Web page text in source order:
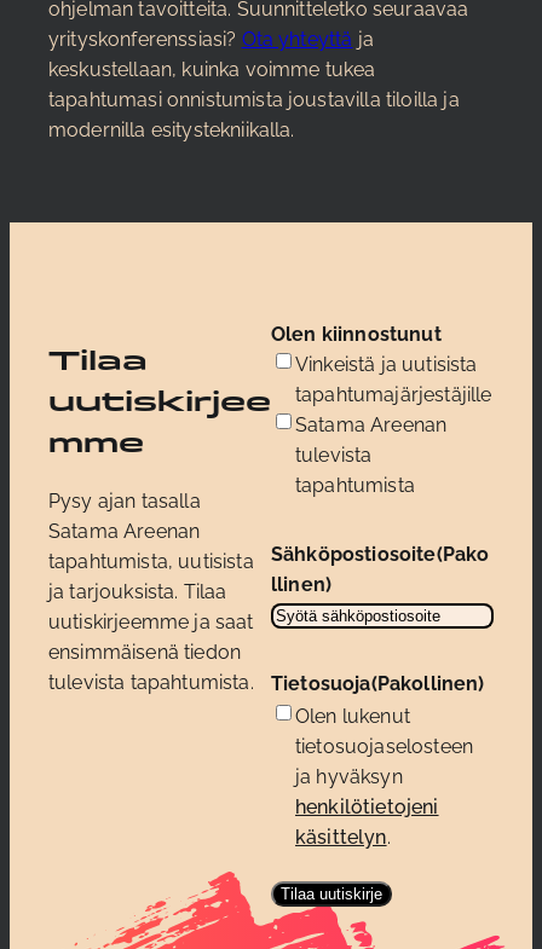
ohjelman tavoitteita. Suunnitteletko seuraavaa
yrityskonferenssiasi? Ota yhteyttä ja
keskustellaan, kuinka voimme tukea
tapahtumasi onnistumista joustavilla tiloilla ja
modernilla esitystekniikalla.
Tilaa
uutiskirjee
mme
Pysy ajan tasalla
Satama Areenan
tapahtumista, uutisista
ja tarjouksista. Tilaa
uutiskirjeemme ja saat
ensimmäisenä tiedon
tulevista tapahtumista.
Olen kiinnostunut
Vinkeistä ja uutisista
tapahtumajärjestäjille
Satama Areenan
tulevista
tapahtumista
Sähköpostiosoite(Pako
llinen)
Tietosuoja(Pakollinen)
Olen lukenut
tietosuojaselosteen
ja hyväksyn
henkilötietojeni
käsittelyn.